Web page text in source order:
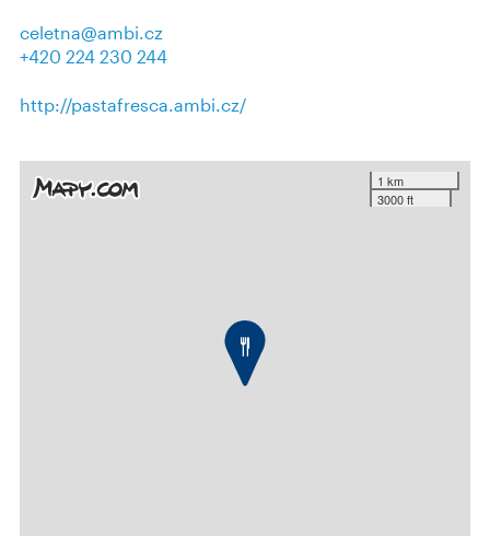
celetna@ambi.cz
+420 224 230 244
http://pastafresca.ambi.cz/
1 km
3000 ft